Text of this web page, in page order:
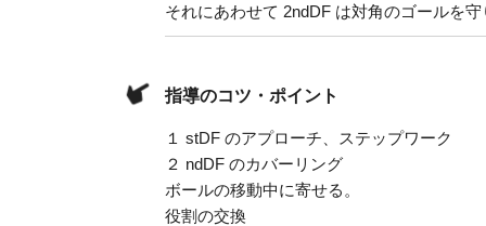
それにあわせて 2ndDF は対角のゴールを
指導のコツ・ポイント
１ stDF のアプローチ、ステップワーク
２ ndDF のカバーリング
ボールの移動中に寄せる。
役割の交換